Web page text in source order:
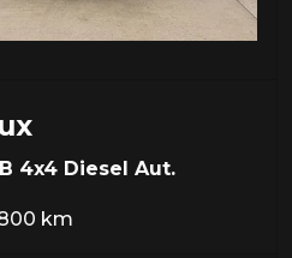
4x4 Diesel Aut.
km